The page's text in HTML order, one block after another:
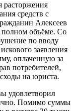
расторжения
средств с
Алексеев
полном объёме. Со
по вводу
заявления
оплаченную за
потребителей,
на юриста.
удовлетворил
Помимо суммы